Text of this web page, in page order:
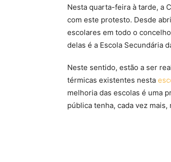
Nesta quarta-feira à tarde, a
com este protesto. Desde
escolares em todo o
delas é a Escola Secundária
Neste sentido, estão a ser
térmicas existentes nesta
melhoria das escolas é uma
pública tenha, cada vez